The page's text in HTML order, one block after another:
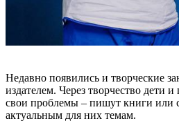
Недавно появились и творческие
издателем. Через творчество дети
свои проблемы – пишут книги или
актуальным для них темам.